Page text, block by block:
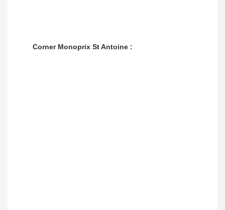
Corner Monoprix St Antoine :